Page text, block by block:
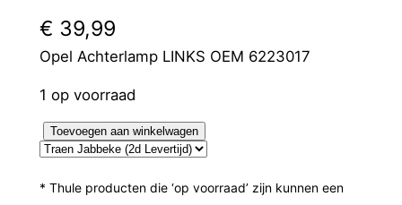
€ 39,99
Opel Achterlamp LINKS OEM 6223017
1 op voorraad
p
e
Toevoegen aan winkelwagen
* Thule producten die ‘op voorraad’ zijn kunnen een